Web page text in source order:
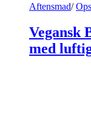
Aftensmad/
Vegansk
med